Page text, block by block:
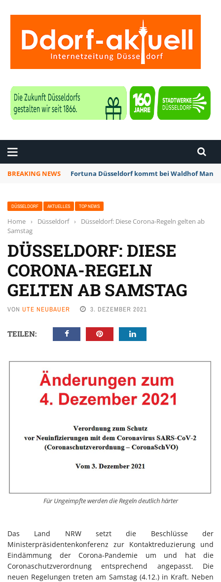
BREAKING NEWS Fortuna Düsseldorf kommt bei Waldhof
DÜSSELDORF AKTUELLES TOP NEWS
Home › Düsseldorf ›
Düsseldorf: Diese Corona-Regeln gelten ab
Samstag
DÜSSELDORF: DIESE
CORONA-REGELN
GELTEN AB SAMSTAG
VON UTE NEUBAUER 3. DEZEMBER 2021
TEILEN:
Für Ungeimpfte werden die Regeln deutlich härter
Das Land NRW setzt die Beschlüsse der
Ministerpräsidentenkonferenz zur Kontaktreduzierung und
Eindämmung der Corona-Pandemie um und hat die
Coronaschutzverordnung entsprechend angepasst. Die
neuen Regelungen treten am Samstag (4.12.) in Kraft. Neben